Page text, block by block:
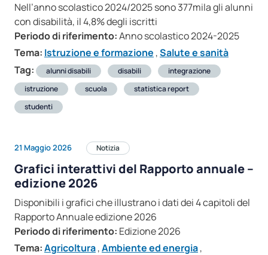
Nell’anno scolastico 2024/2025 sono 377mila gli alunni
con disabilità, il 4,8% degli iscritti
Periodo di riferimento:Anno scolastico 2024-2025
Tema: Istruzione e formazione ,Salute e sanità
Tag:
alunni disabili disabili
integrazione
istruzione
scuola
statistica report
studenti
21 Maggio 2026 Notizia
Grafici interattivi del Rapporto annuale –
edizione 2026
Disponibili i grafici che illustrano i dati dei 4 capitoli del
Rapporto Annuale edizione 2026
Periodo di riferimento: Edizione 2026
Tema:Agricoltura,Ambiente ed energia,